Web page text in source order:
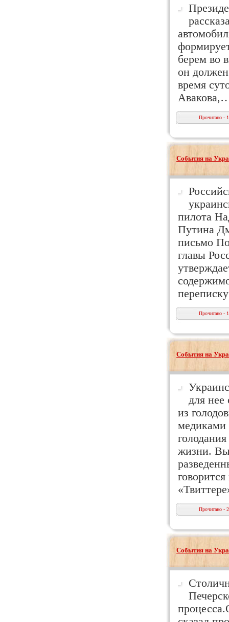
берем во
он
время
Прочитано -
События на
пилота
Путина
письмо
главы
Прочитано -
События на
для нее
из
медиками
жизни.
Прочитано -
События на